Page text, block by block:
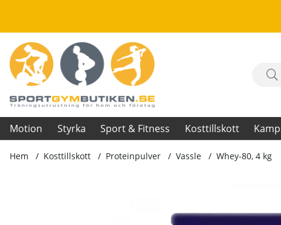
Motion Styrka Sport & Fitness Kosttillskott
Hem Kosttillskott Proteinpulver Vassle Whey-80, 4 kg